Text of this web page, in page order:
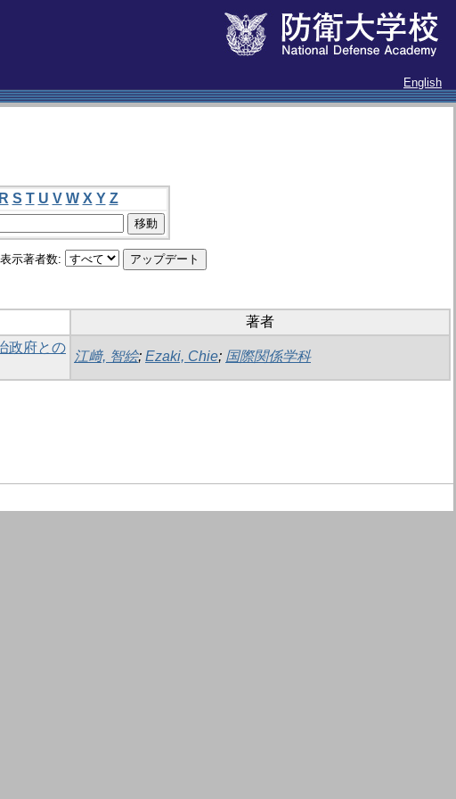
English
R S T U V W X Y Z
表示著者数:
著者
政府との
江﨑, 智絵; Ezaki, Chie; 国際関係学科